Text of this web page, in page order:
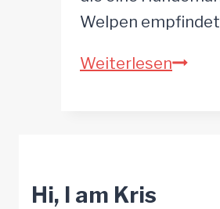
Welpen
Weiterlesen
Hi, I am Kris